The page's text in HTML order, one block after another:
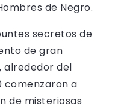
de Negro.
secretos de
de gran
alrededor del
comenzaron a
de misteriosas